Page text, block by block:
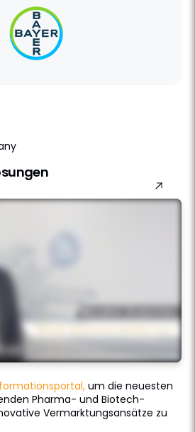
um die neuesten
Pharma- und Biotech-
Vermarktungsansätze zu